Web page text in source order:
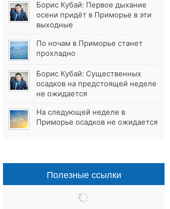
Борис Кубай: Первое дыхание
осени придёт в Приморье в эти
выходные
По ночам в Приморье станет
прохладно
Борис Кубай: Существенных
осадков на предстоящей неделе
не ожидается
На следующей неделе в
Приморье осадков не ожидается
Полезные ссылки